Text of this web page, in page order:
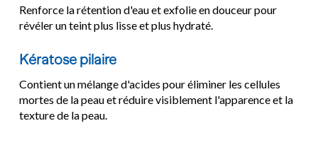
Renforce la rétention d'eau et exfolie en douceur pour
révéler un teint plus lisse et plus hydraté.
Kératose pilaire
Contient un mélange d'acides pour éliminer les cellules
mortes de la peau et réduire visiblement l'apparence et la
texture de la peau.